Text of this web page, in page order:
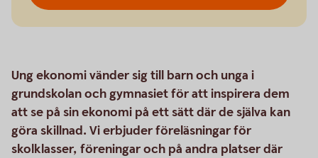
Ung ekonomi vänder sig till barn och unga i
grundskolan och gymnasiet för att inspirera dem
att se på sin ekonomi på ett sätt där de själva kan
göra skillnad. Vi erbjuder föreläsningar för
skolklasser, föreningar och på andra platser där